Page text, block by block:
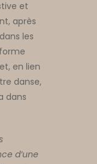
et
après
les
en lien
danse,
dans
d’une